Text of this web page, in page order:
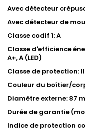
Avec détecteur
Avec détecteur de
Classe codif 1: A
Classe d'efficience
A+, A (LED)
Classe de protection: II
Couleur du boîtier/
Diamètre externe: 87
Durée de garantie
Indice de protection